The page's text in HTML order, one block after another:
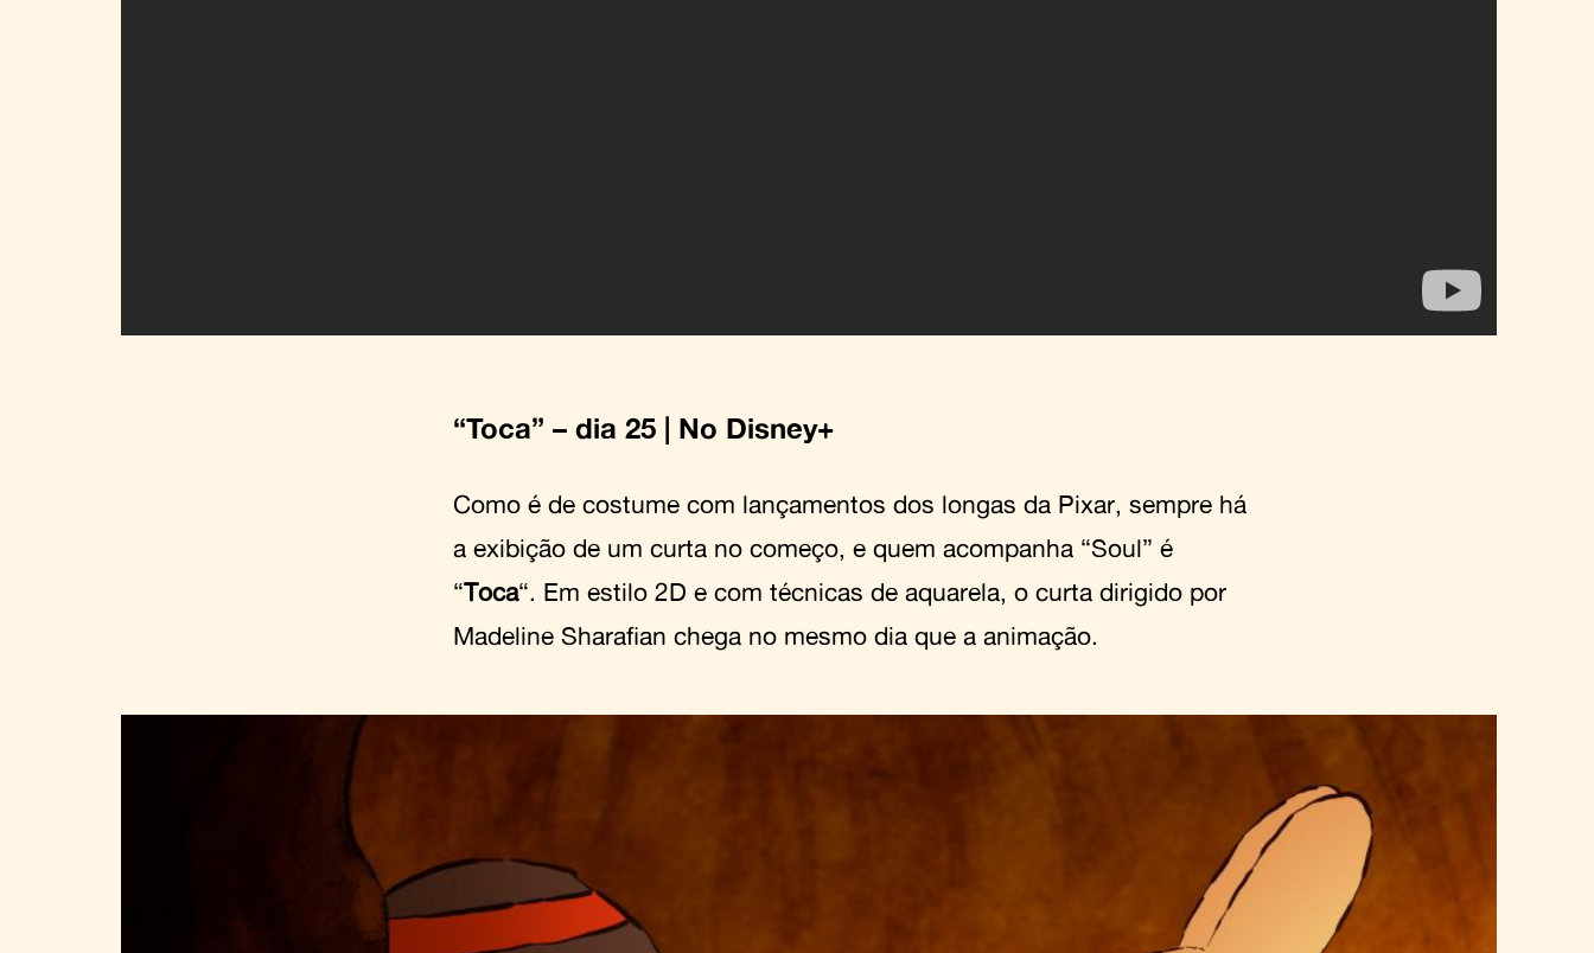
“Toca” – dia 25 | No Disney+
Como é de costume com lançamentos dos longas da Pixar, sempre há
a exibição de um curta no começo, e quem acompanha “Soul” é
“Toca“. Em estilo 2D e com técnicas de aquarela, o curta dirigido por
Madeline Sharafian chega no mesmo dia que a animação.